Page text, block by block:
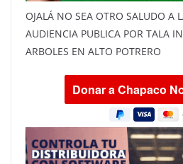
OJALÁ NO SEA OTRO SALUDO A
AUDIENCIA PUBLICA POR TALA
ARBOLES EN ALTO POTRERO